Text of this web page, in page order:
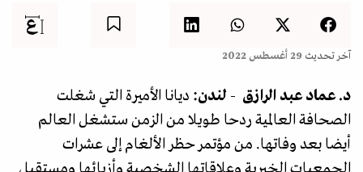
آخر تحديث 29 أغسطس 2022
د. عماد عبد الرازق - لندن: ديانا الأميرة التي شغلت
الصحافة العالمية ردحا طويلا من الزمن ستشغل العالم
أيضا بعد وفاتها. من مؤتمر حظر الألغام إلى عشرات